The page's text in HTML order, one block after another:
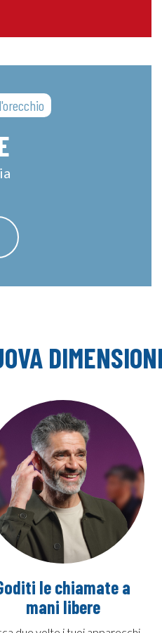
le chiamate a
mani libere